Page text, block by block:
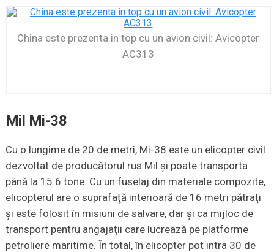
China este prezenta in top cu un avion civil: Avicopter
AC313
Mil Mi-38
Cu o lungime de 20 de metri, Mi-38 este un elicopter civil
dezvoltat de producătorul rus Mil şi poate transporta
până la 15.6 tone. Cu un fuselaj din materiale compozite,
elicopterul are o suprafaţă interioară de 16 metri pătraţi
şi este folosit în misiuni de salvare, dar şi ca mijloc de
transport pentru angajaţii care lucrează pe platforme
petroliere maritime. În total, în elicopter pot intra 30 de